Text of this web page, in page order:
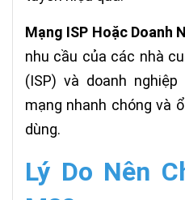
Mạng ISP Hoặc Doanh
nhu cầu của các nhà
(ISP) và doanh
mạng nhanh chóng và
dùng.
Lý Do Nên